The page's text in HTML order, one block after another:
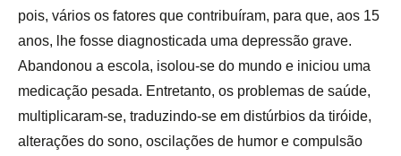
pois, vários os fatores que contribuíram, para que, aos 15
anos, lhe fosse diagnosticada uma depressão grave.
Abandonou a escola, isolou-se do mundo e iniciou uma
medicação pesada. Entretanto, os problemas de saúde,
multiplicaram-se, traduzindo-se em distúrbios da tiróide,
alterações do sono, oscilações de humor e compulsão